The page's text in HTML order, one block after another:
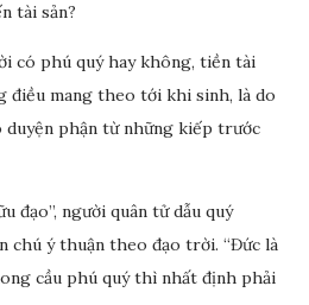
tài sản?
có phú quý hay không, tiền tài
điều mang theo tới khi sinh, là do
duyện phận từ những kiếp trước
đạo”, người quân tử dẫu quý
chú ý thuận theo đạo trời. “Đức là
cầu phú quý thì nhất định phải